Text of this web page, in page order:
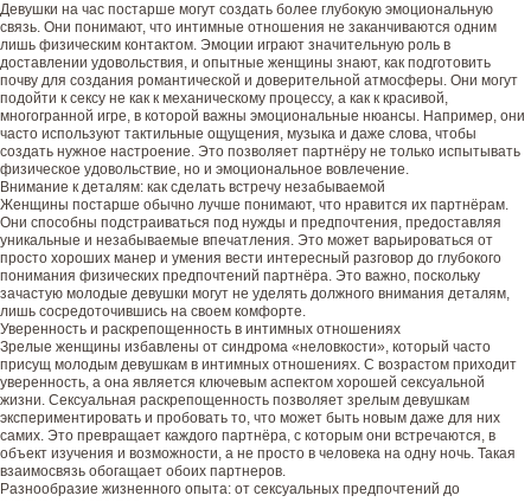
Девушки на час постарше могут создать более глубокую эмоциональную
связь. Они понимают, что интимные отношения не заканчиваются одним
лишь физическим контактом. Эмоции играют значительную роль в
доставлении удовольствия, и опытные женщины знают, как подготовить
почву для создания романтической и доверительной атмосферы. Они могут
подойти к сексу не как к механическому процессу, а как к красивой,
многогранной игре, в которой важны эмоциональные нюансы. Например, они
часто используют тактильные ощущения, музыка и даже слова, чтобы
создать нужное настроение. Это позволяет партнёру не только испытывать
физическое удовольствие, но и эмоциональное вовлечение.
Внимание к деталям: как сделать встречу незабываемой
Женщины постарше обычно лучше понимают, что нравится их партнёрам.
Они способны подстраиваться под нужды и предпочтения, предоставляя
уникальные и незабываемые впечатления. Это может варьироваться от
просто хороших манер и умения вести интересный разговор до глубокого
понимания физических предпочтений партнёра. Это важно, поскольку
зачастую молодые девушки могут не уделять должного внимания деталям,
лишь сосредоточившись на своем комфорте.
Уверенность и раскрепощенность в интимных отношениях
Зрелые женщины избавлены от синдрома «неловкости», который часто
присущ молодым девушкам в интимных отношениях. С возрастом приходит
уверенность, а она является ключевым аспектом хорошей сексуальной
жизни. Сексуальная раскрепощенность позволяет зрелым девушкам
экспериментировать и пробовать то, что может быть новым даже для них
самих. Это превращает каждого партнёра, с которым они встречаются, в
объект изучения и возможности, а не просто в человека на одну ночь. Такая
взаимосвязь обогащает обоих партнеров.
Разнообразие жизненного опыта: от сексуальных предпочтений до